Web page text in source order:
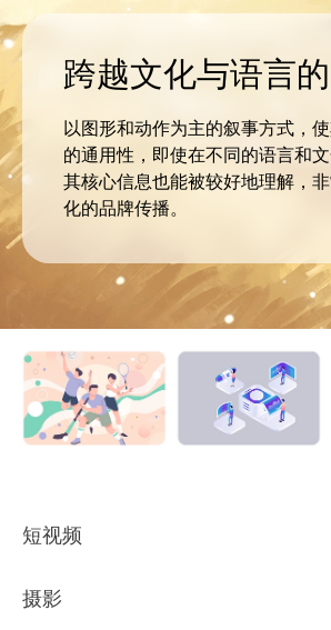
跨越文化与语言
以图形和动作为主的叙事方式，
的通用性，即使在不同的语言和文
其核心信息也能被较好地理解，
化的品牌传播。
短视频
摄影